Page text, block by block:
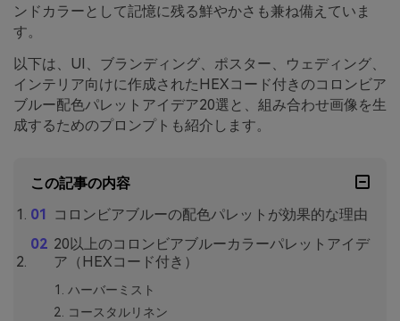
ンドカラーとして記憶に残る鮮やかさも兼ね備えていま
す。
以下は、UI、ブランディング、ポスター、ウェディング、
インテリア向けに作成されたHEXコード付きのコロンビア
ブルー配色パレットアイデア20選と、組み合わせ画像を生
成するためのプロンプトも紹介します。
この記事の内容
コロンビアブルーの配色パレットが効果的な理由
20以上のコロンビアブルーカラーパレットアイデ
ア（HEXコード付き）
ハーバーミスト
コースタルリネン